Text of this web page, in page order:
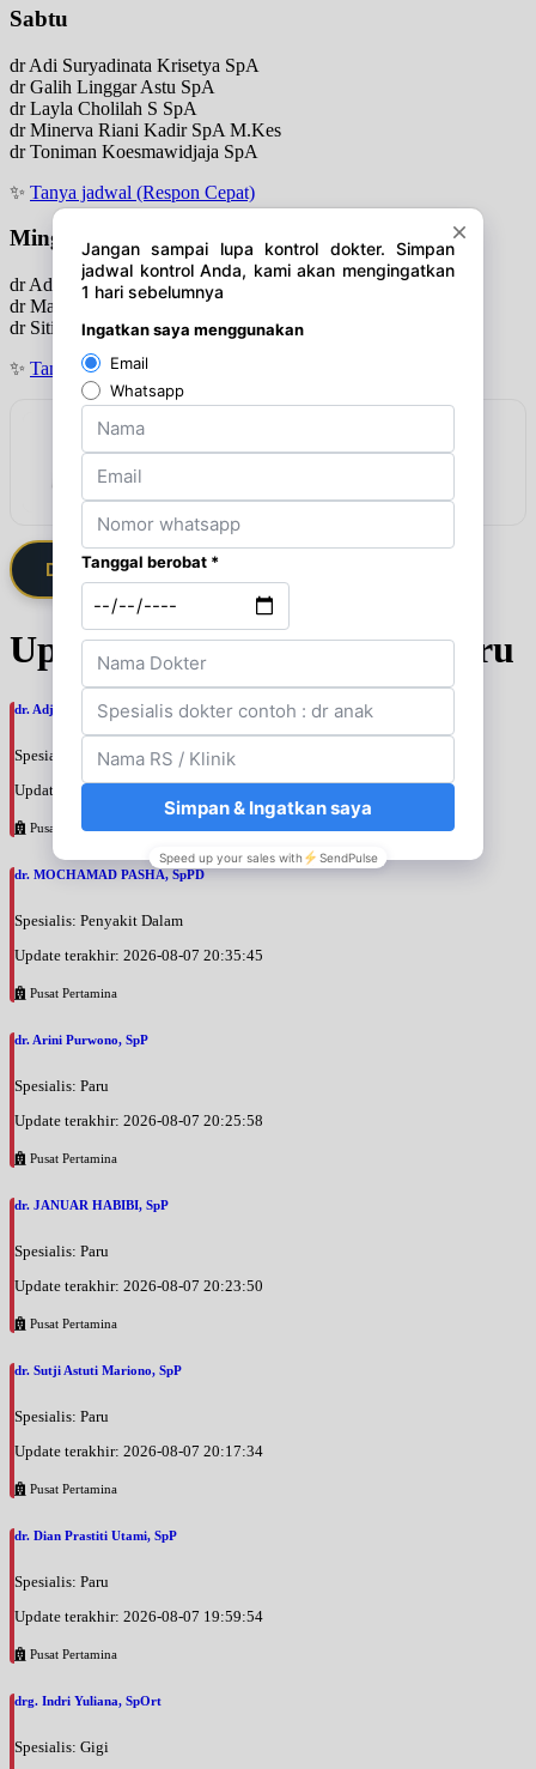
Sabtu
dr Adi Suryadinata Krisetya SpA
dr Galih Linggar Astu SpA
dr Layla Cholilah S SpA
dr Minerva Riani Kadir SpA M.Kes
dr Toniman Koesmawidjaja SpA
✨ Tanya jadwal (Respon Cepat)
Minggu
dr Adi Suryadinata Krisetya SpA
dr Masita Ima Rustam SpA
dr Siti Nila Wardhani SpA
✨ Tanya jadwal (Respon Cepat)
Rekomendasi
Lindungi harta anda dari inflasi
Lihat detail & harga →
Daftarkan Saya via Member VIP
Update Jadwal Dokter terbaru
dr. Adji Suprajitno, SpPD
Spesialis: Penyakit Dalam
Update terakhir: 2026-08-07 20:37:59
Pusat Pertamina
dr. MOCHAMAD PASHA, SpPD
Spesialis: Penyakit Dalam
Update terakhir: 2026-08-07 20:35:45
Pusat Pertamina
dr. Arini Purwono, SpP
Spesialis: Paru
Update terakhir: 2026-08-07 20:25:58
Pusat Pertamina
dr. JANUAR HABIBI, SpP
Spesialis: Paru
Update terakhir: 2026-08-07 20:23:50
Pusat Pertamina
dr. Sutji Astuti Mariono, SpP
Spesialis: Paru
Update terakhir: 2026-08-07 20:17:34
Pusat Pertamina
dr. Dian Prastiti Utami, SpP
Spesialis: Paru
Update terakhir: 2026-08-07 19:59:54
Pusat Pertamina
drg. Indri Yuliana, SpOrt
Spesialis: Gigi